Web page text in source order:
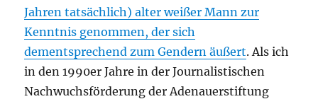
Jahren tatsächlich) alter weißer Mann zur
Kenntnis genommen, der sich
dementsprechend zum Gendern äußert. Als ich
in den 1990er Jahre in der Journalistischen
Nachwuchsförderung der Adenauerstiftung